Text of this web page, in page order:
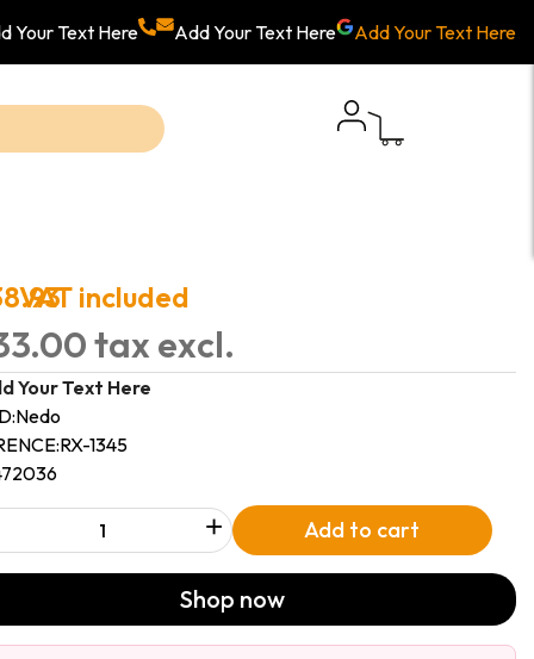
Your Text Here Add Your Text Here Add Your Text Here
VAT included
tax excl.
Your Text Here
Nedo
RX-1345
+ Add to cart
Shop now